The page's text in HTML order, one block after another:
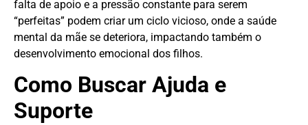
falta de apoio e a pressão constante para serem
“perfeitas” podem criar um ciclo vicioso, onde a saúde
mental da mãe se deteriora, impactando também o
desenvolvimento emocional dos filhos.
Como Buscar Ajuda e
Suporte